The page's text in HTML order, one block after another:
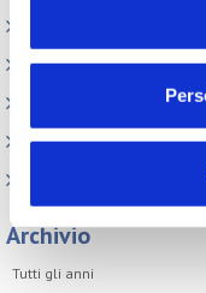
“Personalizza le
volontà in relazione
Incontri tematici
Leonardo Genio e
Archivio
Tutti gli anni